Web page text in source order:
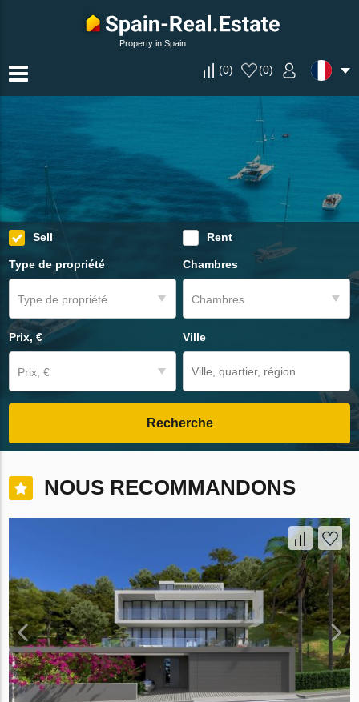
Property in Spain
(0) (0)
Sell Rent
Type de propriété
Type de propriété
Chambres
Chambres
Prix, €
Prix, €
Ville
Recherche
NOUS RECOMMANDONS